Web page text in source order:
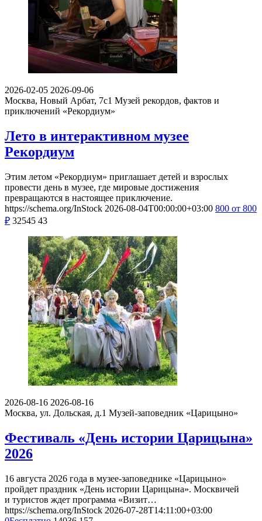
2026-02-05 2026-09-06
Москва, Новый Арбат, 7с1 Музей рекордов, фактов и
приключений «Рекордиум»
Лето в интерактивном музее
Рекордиум
Этим летом «Рекордиум» приглашает детей и взрослых
провести день в музее, где мировые достижения
превращаются в настоящее приключение.
https://schema.org/InStock 2026-08-04T00:00:00+03:00 800 от 800
₽ 32545 43
2026-08-16 2026-08-16
Москва, ул. Дольская, д.1 Музей-заповедник «Царицыно»
Фестиваль «День истории Царицына»
2026
16 августа 2026 года в музее-заповеднике «Царицыно»
пройдет праздник «День истории Царицына». Москвичей
и туристов ждет программа «Визит…
https://schema.org/InStock 2026-07-28T14:11:00+03:00